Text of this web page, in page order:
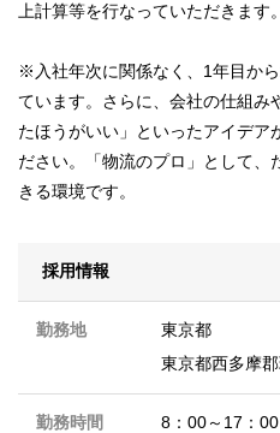
上計算等を行なっていただきます。
※入社年次に関係なく、1年目か
ています。さらに、会社の仕組み
たほうがいい」といったアイデア
ださい。「物流のプロ」として、
きる環境です。
採用情報
勤務地
東京都
東京都西多摩
勤務時間
8：00～17：00